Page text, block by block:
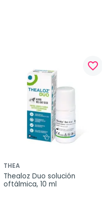
favorite_border
THEA
Thealoz Duo solución
oftálmica, 10 ml